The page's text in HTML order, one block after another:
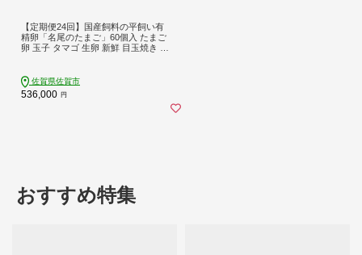
【定期便24回】国産飼料の平飼い有
精卵「名尾のたまご」60個入 たまご
卵 玉子 タマゴ 生卵 新鮮 目玉焼き ゆ
佐賀県佐賀市
536,000 円
おすすめ特集